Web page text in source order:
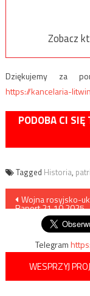
Zobacz
Dziękujemy za
https://kancelaria-
PODOBA CI SIĘ
Tagged Historia,
Nawigacja
wpisu
Wojna rosyjsko-
Raport 21.10.2025
Telegram
WESPRZYJ